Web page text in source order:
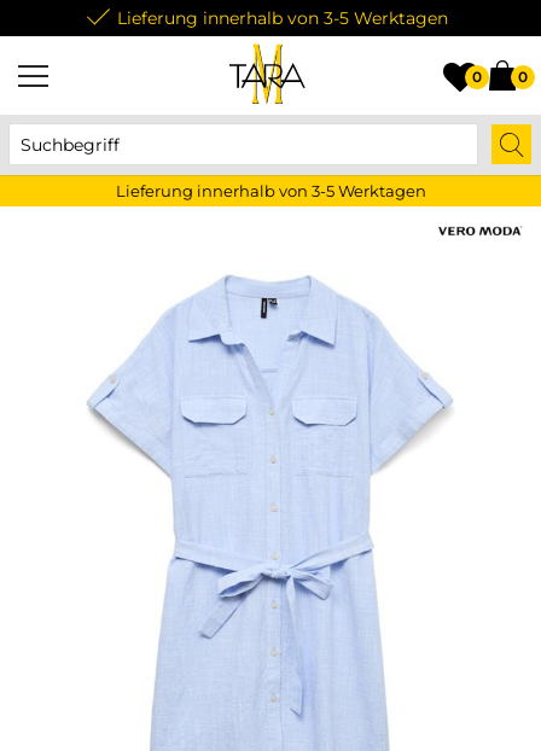
Lieferung innerhalb von 3-5 Werktagen
0 0
Lieferung innerhalb von 3-5 Werktagen